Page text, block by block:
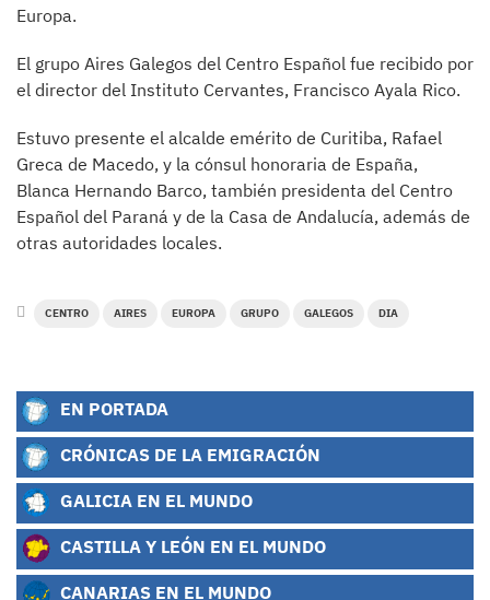
Europa.
El grupo Aires Galegos del Centro Español fue recibido por
el director del Instituto Cervantes, Francisco Ayala Rico.
Estuvo presente el alcalde emérito de Curitiba, Rafael
Greca de Macedo, y la cónsul honoraria de España,
Blanca Hernando Barco, también presidenta del Centro
Español del Paraná y de la Casa de Andalucía, además de
otras autoridades locales.
CENTRO AIRES EUROPA GRUPO GALEGOS DIA
EN PORTADA
CRÓNICAS DE LA EMIGRACIÓN
GALICIA EN EL MUNDO
CASTILLA Y LEÓN EN EL MUNDO
CANARIAS EN EL MUNDO